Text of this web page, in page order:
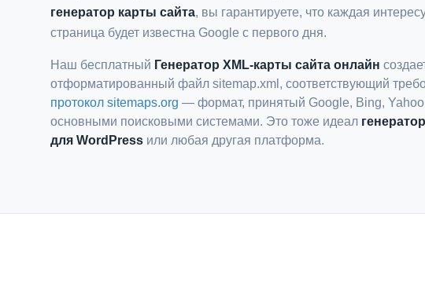
генератор карты сайта, вы гарантируете, что каждая
страница будет известна Google с первого дня.
Наш бесплатный Генератор XML-карты сайта онлайн
отформатированный файл sitemap.xml, соответствующий
протокол sitemaps.org — формат, принятый Google, Bing,
основными поисковыми системами. Это тоже идеал
для WordPress или любая другая платформа.